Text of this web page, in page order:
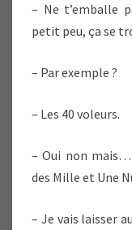
– Ne t’emballe
petit peu, ça se
– Par exemple ?
– Les 40 voleurs.
– Oui non mais…
des Mille et Une
– Je vais laisser